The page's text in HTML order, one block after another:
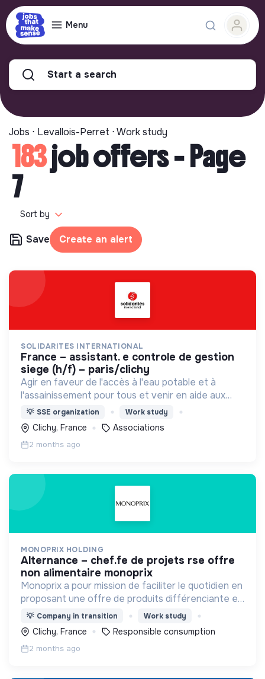
Menu
Start a search
Jobs ⋅ Levallois-Perret ⋅ Work study
183job offers - Page
7
Sort by
Save Create an alert
SOLIDARITES INTERNATIONAL
france – assistant. e controle de gestion
siege (h/f) – paris/clichy
Agir en faveur de l'accès à l'eau potable et à
l'assainissement pour tous et venir en aide aux
populations frappées par les conflits, les épidémies
et catastrophes naturelles.
💡 SSE organization Work study
Clichy, France Associations
2 months ago
MONOPRIX HOLDING
alternance – chef.fe de projets rse offre
non alimentaire monoprix
Monoprix a pour mission de faciliter le quotidien en
proposant une offre de produits différenciante et
qualitative, adaptée aux besoins et aux modes de
vie des citadins.
💡 Company in transition Work study
Clichy, France Responsible consumption
2 months ago